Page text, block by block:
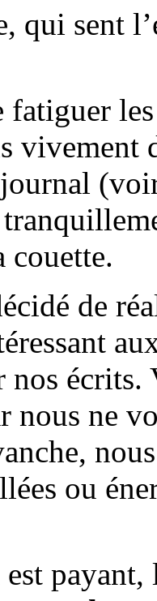
qui sent
fatiguer
vivement
couette.
de
écrits.
nous ne
ou
payant,